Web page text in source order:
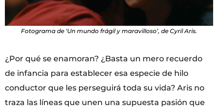
Fotograma de ‘Un mundo frágil y maravilloso’, de Cyril Aris.
¿Por qué se enamoran? ¿Basta un mero recuerdo
de infancia para establecer esa especie de hilo
conductor que les perseguirá toda su vida? Aris no
traza las líneas que unen una supuesta pasión que